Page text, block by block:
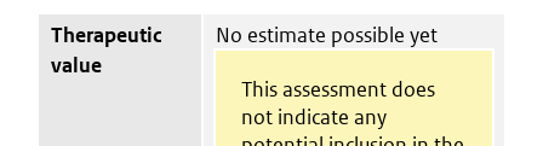
Therapeutic
value
No estimate possible yet
This assessment does
not indicate any